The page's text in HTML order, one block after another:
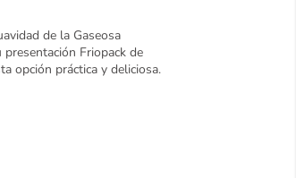
de la Gaseosa
Friopack de
opción práctica y deliciosa.